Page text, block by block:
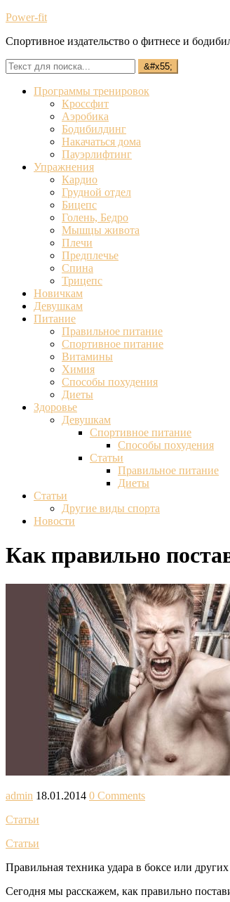
Power-fit
Спортивное издательство о фитнесе и
Программы тренировок
Кроссфит
Аэробика
Бодибилдинг
Накачаться дома
Пауэрлифтинг
Упражнения
Кардио
Грудной отдел
Бицепс
Голень, Бедро
Мышцы живота
Плечи
Предплечье
Спина
Трицепс
Новичкам
Девушкам
Питание
Правильное питание
Спортивное питание
Витамины
Химия
Способы похудения
Диеты
Здоровье
Девушкам
Спортивное питание
Способы похудения
Статьи
Правильное питание
Диеты
Статьи
Другие виды спорта
Новости
Как правильно
admin 18.01.2014 0 Comments
Статьи
Статьи
Правильная техника удара в боксе или
Сегодня мы расскажем, как правильно